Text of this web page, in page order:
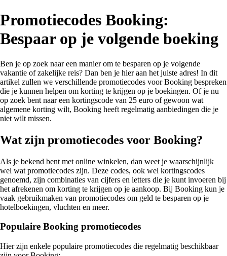
Promotiecodes Booking:
Bespaar op je volgende boeking
Ben je op zoek naar een manier om te besparen op je volgende
vakantie of zakelijke reis? Dan ben je hier aan het juiste adres! In dit
artikel zullen we verschillende promotiecodes voor Booking bespreken
die je kunnen helpen om korting te krijgen op je boekingen. Of je nu
op zoek bent naar een kortingscode van 25 euro of gewoon wat
algemene korting wilt, Booking heeft regelmatig aanbiedingen die je
niet wilt missen.
Wat zijn promotiecodes voor Booking?
Als je bekend bent met online winkelen, dan weet je waarschijnlijk
wel wat promotiecodes zijn. Deze codes, ook wel kortingscodes
genoemd, zijn combinaties van cijfers en letters die je kunt invoeren bij
het afrekenen om korting te krijgen op je aankoop. Bij Booking kun je
vaak gebruikmaken van promotiecodes om geld te besparen op je
hotelboekingen, vluchten en meer.
Populaire Booking promotiecodes
Hier zijn enkele populaire promotiecodes die regelmatig beschikbaar